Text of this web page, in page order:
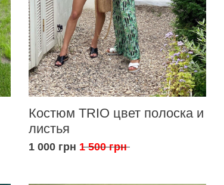
Костюм TRIO цвет полоска и
листья
1 000 грн 1 500 грн